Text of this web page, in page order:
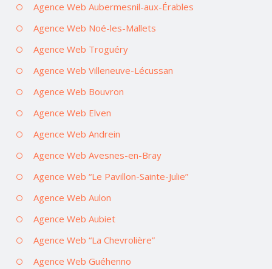
Agence Web Aubermesnil-aux-Érables
Agence Web Noé-les-Mallets
Agence Web Troguéry
Agence Web Villeneuve-Lécussan
Agence Web Bouvron
Agence Web Elven
Agence Web Andrein
Agence Web Avesnes-en-Bray
Agence Web “Le Pavillon-Sainte-Julie”
Agence Web Aulon
Agence Web Aubiet
Agence Web “La Chevrolière”
Agence Web Guéhenno